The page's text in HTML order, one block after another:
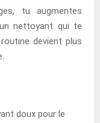
tu augmentes
nettoyant qui te
devient plus
doux pour le